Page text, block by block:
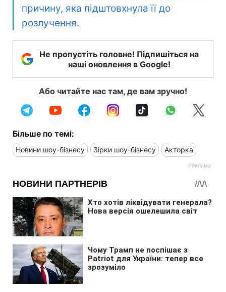
причину, яка підштовхнула її до
розлучення.
Не пропустіть головне! Підпишіться на
наші оновлення в Google!
Або читайте нас там, де вам зручно!
Більше по темі:
Новини шоу-бізнесу Зірки шоу-бізнесу Акторка